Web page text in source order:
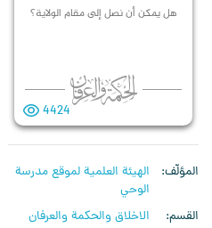
هل يمكن أن نصل إلى مقام الولاية؟
4424
المؤلّف
الهیئة العلمیة لموقع مدرسة
الوحي
القسم
الاخلاق والحکمة والعرفان